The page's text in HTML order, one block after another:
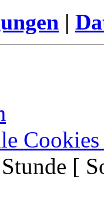
|
Cookies
[